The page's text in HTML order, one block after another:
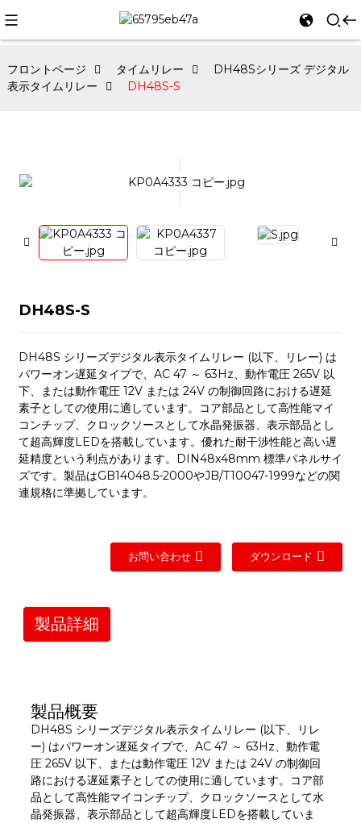
フロントページ タイムリレー
DH48Sシリーズ デジタル
表示タイムリレー
DH48S-S
DH48S-S
DH48S シリーズデジタル表示タイムリレー (以下、リ​​レー) は
パワーオン遅延タイプで、AC 47 ～ 63Hz、動作電圧 265V 以
下、または動作電圧 12V または 24V の制御回路における遅延
素子としての使用に適しています。コア部品として高性能マイ
コンチップ、クロックソースとして水晶発振器、表示部品とし
て超高輝度LEDを搭載しています。優れた耐干渉性能と高い遅
延精度という利点があります。DIN48x48mm 標準パネルサイ
ズです。製品はGB14048.5-2000やJB/T10047-1999などの関
連規格に準拠しています。
お問い合わせ ダウンロード
製品詳細
製品概要
DH48S シリーズデジタル表示タイムリレー (以下、リ​​レ
ー) はパワーオン遅延タイプで、AC 47 ～ 63Hz、動作電
圧 265V 以下、または動作電圧 12V または 24V の制御回
路における遅延素子としての使用に適しています。コア部
品として高性能マイコンチップ、クロックソースとして水
晶発振器、表示部品として超高輝度LEDを搭載していま